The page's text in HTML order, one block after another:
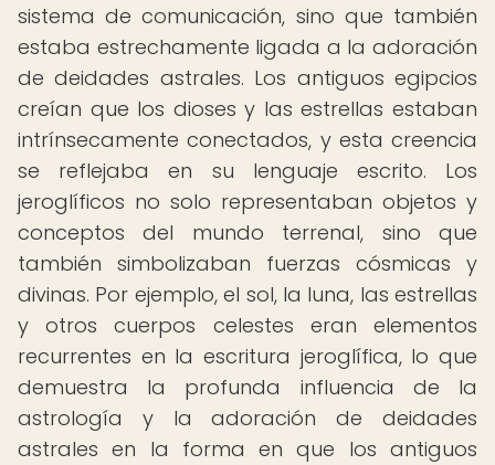
sistema de comunicación, sino que también
estaba estrechamente ligada a la adoración
de deidades astrales. Los antiguos egipcios
creían que los dioses y las estrellas estaban
intrínsecamente conectados, y esta creencia
se reflejaba en su lenguaje escrito. Los
jeroglíficos no solo representaban objetos y
conceptos del mundo terrenal, sino que
también simbolizaban fuerzas cósmicas y
divinas. Por ejemplo, el sol, la luna, las estrellas
y otros cuerpos celestes eran elementos
recurrentes en la escritura jeroglífica, lo que
demuestra la profunda influencia de la
astrología y la adoración de deidades
astrales en la forma en que los antiguos